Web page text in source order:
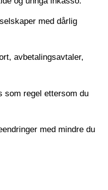
med dårlig
avbetalingsavtaler,
som regel ettersom du
med mindre du